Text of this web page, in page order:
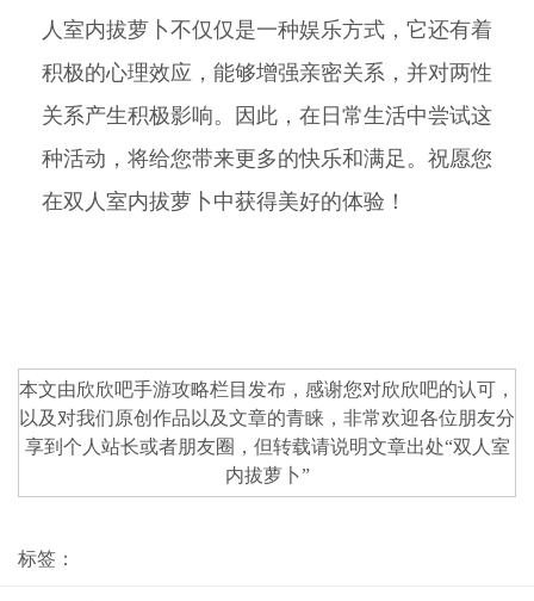
人室内拔萝卜不仅仅是一种娱乐方式，它还有着
积极的心理效应，能够增强亲密关系，并对两性
关系产生积极影响。因此，在日常生活中尝试这
种活动，将给您带来更多的快乐和满足。祝愿您
在双人室内拔萝卜中获得美好的体验！
本文由欣欣吧手游攻略栏目发布，感谢您对欣欣吧的认可，
以及对我们原创作品以及文章的青睐，非常欢迎各位朋友分
享到个人站长或者朋友圈，但转载请说明文章出处“双人室
内拔萝卜”
标签：